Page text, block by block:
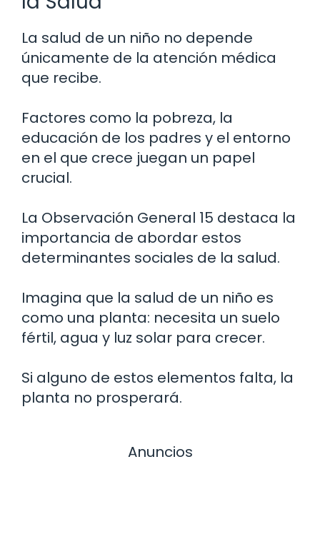
La salud de un niño no depende
únicamente de la atención médica
que recibe.
Factores como la pobreza, la
educación de los padres y el entorno
en el que crece juegan un papel
crucial.
La Observación General 15 destaca la
importancia de abordar estos
determinantes sociales de la salud.
Imagina que la salud de un niño es
como una planta: necesita un suelo
fértil, agua y luz solar para crecer.
Si alguno de estos elementos falta, la
planta no prosperará.
Anuncios